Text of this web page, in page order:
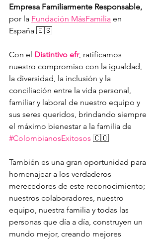
Empresa Familiarmente Responsable,
por la Fundación MásFamilia en
España 🇪🇸
Con el Distintivo efr, ratificamos
nuestro compromiso con la igualdad,
la diversidad, la inclusión y la
conciliación entre la vida personal,
familiar y laboral de nuestro equipo y
sus seres queridos, brindando siempre
el máximo bienestar a la familia de
#ColombianosExitosos 🇨🇴
También es una gran oportunidad para
homenajear a los verdaderos
merecedores de este reconocimiento;
nuestros colaboradores, nuestro
equipo, nuestra familia y todas las
personas que día a día, construyen un
mundo mejor, creando mejores